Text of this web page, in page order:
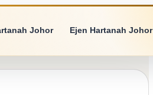
Johor Ejen Hartanah Johor